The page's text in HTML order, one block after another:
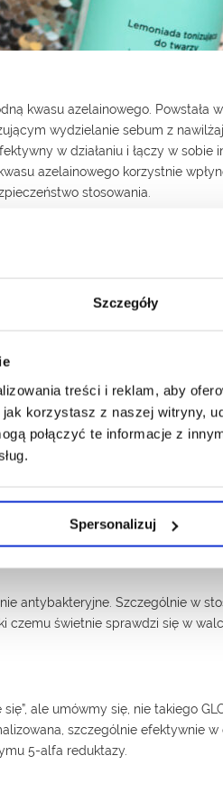
Szczegóły
treści i reklam, aby
korzystasz z naszej witryny,
połączyć te informacje z
Spersonalizuj
kwasu azelainowego. Powstała
wydzielanie sebum z
w działaniu i łączy w sobie
azelainowego korzystnie
stosowania.
cztery kluczowe kierunki
co skutkuje zaburzonym blaskiem
posłonecznych oraz
znana arbutyna. Mechanizm
tyrozynazą. Ma on
oraz elastyczności skóry już po
nawilżające obecności w
odbija padające na nią
antybakteryjne. Szczególnie w
czemu świetnie sprawdzi się w
ale umówmy się, nie takiego
szczególnie efektywnie w
5-alfa reduktazy.